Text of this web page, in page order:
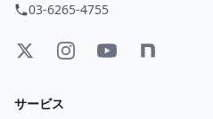
03-6265-4755
サービス